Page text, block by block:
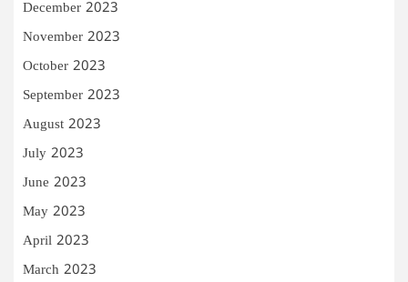
December 2023
November 2023
October 2023
September 2023
August 2023
July 2023
June 2023
May 2023
April 2023
March 2023